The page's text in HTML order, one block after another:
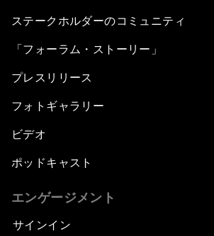
ステークホルダーのコミュニティ
「フォーラム・ストーリー」
プレスリリース
フォトギャラリー
ビデオ
ポッドキャスト
エンゲージメント
サインイン